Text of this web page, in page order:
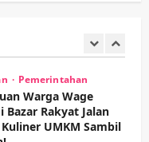
5 Agustus 2026
Pemerintahan
Warga Wage
Bazar Rakyat Jalan
UMKM Sambil